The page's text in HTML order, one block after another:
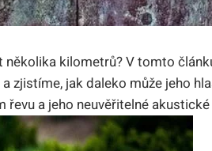
kilometrů? V tomto
zjistíme, jak daleko může jeho
a jeho neuvěřitelné